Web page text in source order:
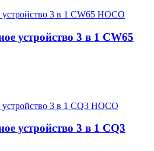
устройство 3 в 1 CW65
устройство 3 в 1 CQ3